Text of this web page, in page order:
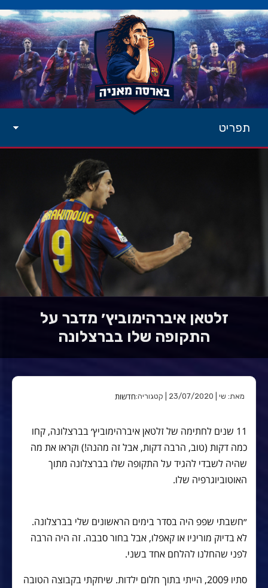
תפריט
זלטאן איברהימוביץ׳ מדבר על
התקופה שלו בברצלונה
מאת: שי | 23/07/2020 | קטגוריה: חדשות
11 שנים לחתימה של זלטאן איברהימוביץ׳ בברצלונה, קחו
כמה דקות (טוב, הרבה דקות, אבל זה מהנה!) וקראו את מה
שהיה לשבדי להגיד על התקופה שלו בברצלונה מתוך
האוטוביוגרפיה שלו.
״חשבתי שפפ היה בסדר בימים הראשונים שלי בברצלונה.
לא בדיוק מוריניו או קאפלו, אבל בחור סבבה. זה היה הרבה
לפני שהחלנו להלחם אחד בשני.
סתיו 2009, הייתי בתוך חלום ילדות. שיחקתי בקבוצה הטובה